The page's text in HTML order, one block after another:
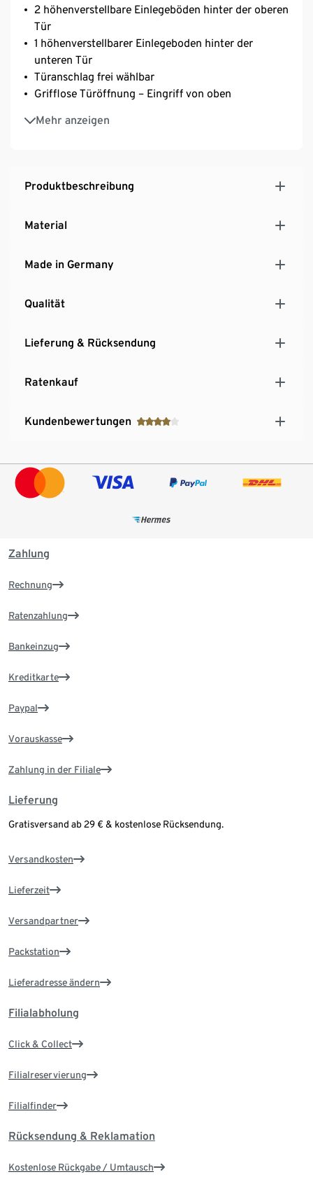
2 höhenverstellbare Einlegeböden hinter der oberen
Tür
1 höhenverstellbarer Einlegeboden hinter der
unteren Tür
Türanschlag frei wählbar
Grifflose Türöffnung – Eingriff von oben
Mehr anzeigen
Vielseitig mit weiteren Elementen der Serie
kombinierbar
Produktbeschreibung
Material
Made in Germany
Qualität
Lieferung & Rücksendung
Ratenkauf
Kundenbewertungen
Zahlung
Rechnung
Ratenzahlung
Bankeinzug
Kreditkarte
Paypal
Vorauskasse
Zahlung in der Filiale
Lieferung
Gratisversand ab 29 € & kostenlose Rücksendung.
Versandkosten
Lieferzeit
Versandpartner
Packstation
Lieferadresse ändern
Filialabholung
Click & Collect
Filialreservierung
Filialfinder
Rücksendung & Reklamation
Kostenlose Rückgabe / Umtausch